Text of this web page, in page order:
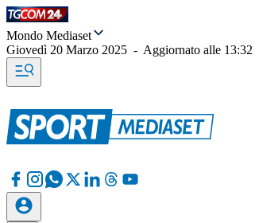
Mondo Mediaset
Giovedì 20 Marzo 2025 - Aggiornato alle 13:32